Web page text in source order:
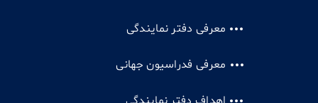
معرفی دفتر نمایندگی
معرفی فدراسیون جهانی